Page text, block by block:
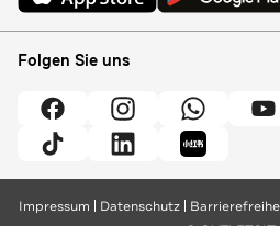
Folgen Sie uns
Impressum Datenschutz